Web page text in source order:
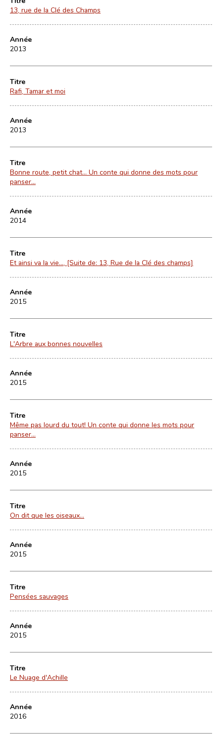
13, rue de la Clé des Champs
Année
2013
Titre
Rafi, Tamar et moi
Année
2013
Titre
Bonne route, petit chat... Un conte qui donne des mots pour
panser...
Année
2014
Titre
Et ainsi va la vie…, [Suite de: 13, Rue de la Clé des champs]
Année
2015
Titre
L'Arbre aux bonnes nouvelles
Année
2015
Titre
Même pas lourd du tout! Un conte qui donne les mots pour
panser...
Année
2015
Titre
On dit que les oiseaux...
Année
2015
Titre
Pensées sauvages
Année
2015
Titre
Le Nuage d'Achille
Année
2016